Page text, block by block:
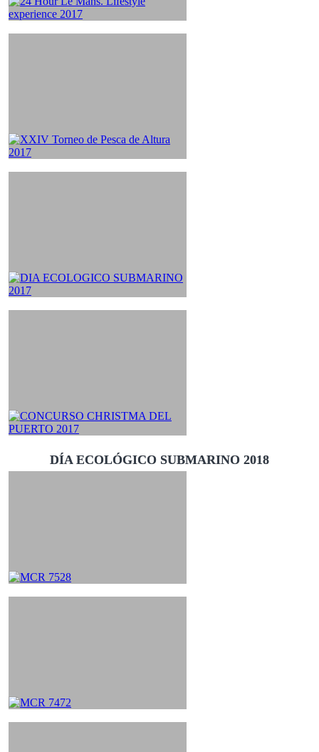
DÍA ECOLÓGICO SUBMARINO 2018